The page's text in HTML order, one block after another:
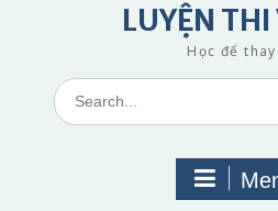
LUYỆN THI
Học để
Search
for: